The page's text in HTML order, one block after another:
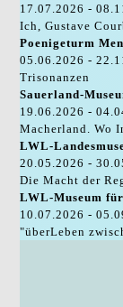
17.07.2026 -
Ich, Gustave
Poenigeturm
05.06.2026 -
Trisonanzen
Sauerland-
19.06.2026 -
Macherland. Wo
LWL-
20.05.2026 -
Die Macht der
LWL-Museum
10.07.2026 -
"überLeben